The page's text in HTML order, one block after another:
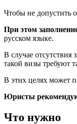
Чтобы не допустить
При этом
русском языке.
В случае
такой визы требуют
В этих целях может
Юристы
Что нужно